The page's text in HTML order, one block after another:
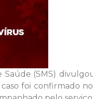
(SMS)
foi confirmado